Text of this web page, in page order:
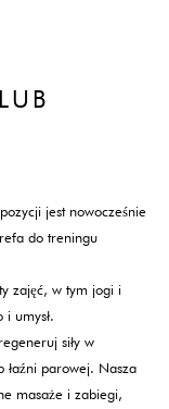
jest nowocześnie
do treningu
zajęć, w tym jogi i
umysł.
siły w
łaźni parowej. Nasza
masaże i zabiegi,